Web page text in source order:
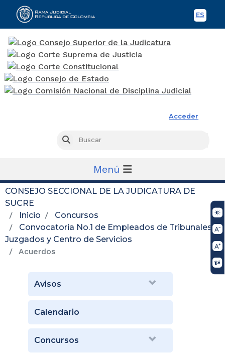
ES
Acceder
Buscar
Menú
CONSEJO SECCIONAL DE LA JUDICATURA DE
SUCRE
Inicio
Concursos
Convocatoria No.1 de Empleados de Tribunales,
Juzgados y Centro de Servicios
Acuerdos
Avisos
Calendario
Concursos